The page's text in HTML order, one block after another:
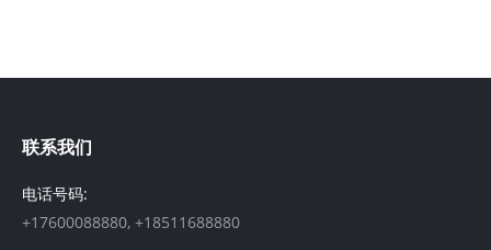
联系我们
电话号码:
+17600088880, +18511688880